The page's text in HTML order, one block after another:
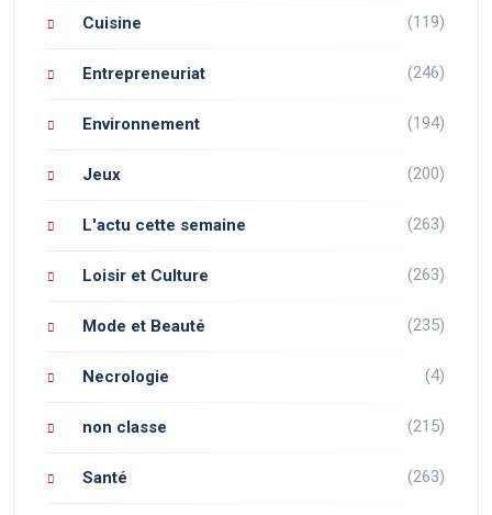
Cuisine (119)
Entrepreneuriat (246)
Environnement (194)
Jeux (200)
L'actu cette semaine (263)
Loisir et Culture (263)
Mode et Beauté (235)
Necrologie (4)
non classe (215)
Santé (263)